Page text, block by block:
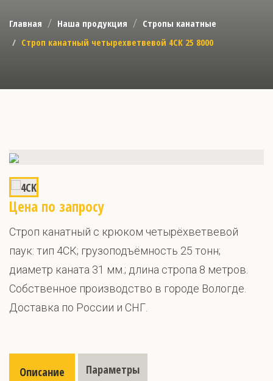
Главная Наша продукция
Стропы канатные
Строп канатный четырехветвевой 4СК 25 8000
Цена по запросу
Строп канатный с крюком четырёхветвевой
паук: тип 4СК; грузоподъёмность 25 тонн;
диаметр каната 31 мм.; длина стропа 8 метров.
Собственное производство в городе Вологде.
Доставка по России и СНГ.
Описание Параметры